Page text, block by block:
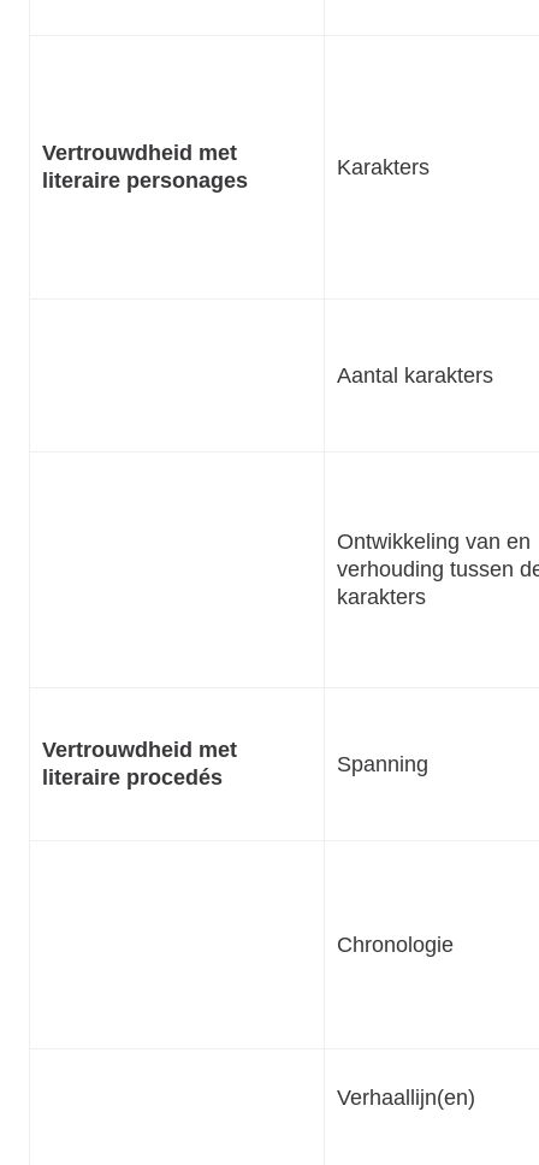
Vertrouwdheid met
literaire personages
Karakters
Aantal karakters
Ontwikkeling van en
verhouding tussen
karakters
Vertrouwdheid met
literaire procedés
Spanning
Chronologie
Verhaallijn(en)